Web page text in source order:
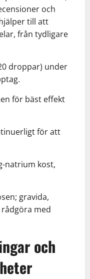
och
till att
från tydligare
droppar) under
för bäst effekt
för att
natrium kost,
gravida,
med
och